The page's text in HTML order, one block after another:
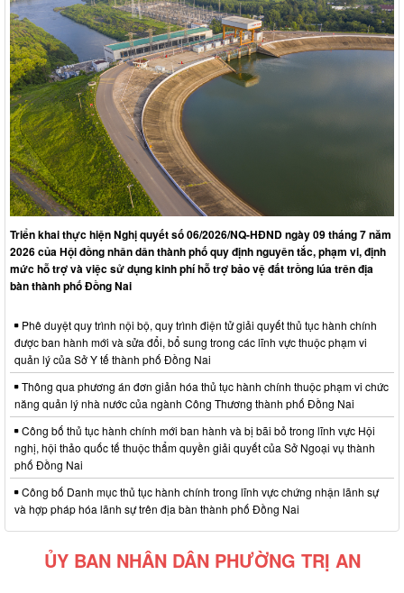
Triển khai thực hiện Nghị quyết số 06/2026/NQ-HĐND ngày 09 tháng 7 năm
2026 của Hội đồng nhân dân thành phố quy định nguyên tắc, phạm vi, định
mức hỗ trợ và việc sử dụng kinh phí hỗ trợ bảo vệ đất trồng lúa trên địa
bàn thành phố Đồng Nai
Phê duyệt quy trình nội bộ, quy trình điện tử giải quyết thủ tục hành chính
được ban hành mới và sửa đổi, bổ sung trong các lĩnh vực thuộc phạm vi
quản lý của Sở Y tế thành phố Đồng Nai
Thông qua phương án đơn giản hóa thủ tục hành chính thuộc phạm vi chức
năng quản lý nhà nước của ngành Công Thương thành phố Đồng Nai
Công bố thủ tục hành chính mới ban hành và bị bãi bỏ trong lĩnh vực Hội
nghị, hội thảo quốc tế thuộc thẩm quyền giải quyết của Sở Ngoại vụ thành
phố Đồng Nai
Công bố Danh mục thủ tục hành chính trong lĩnh vực chứng nhận lãnh sự
và hợp pháp hóa lãnh sự trên địa bàn thành phố Đồng Nai
ỦY BAN NHÂN DÂN PHƯỜNG TRỊ AN